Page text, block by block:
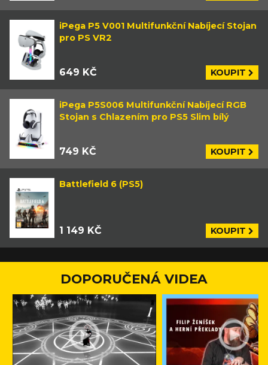
iPega P5 V001 Multifunkční Nabíjecí Stojan
pro PS VR2
649 KČ KOUPIT
iPega P5S006 Multifunkční Nabíjecí RGB
Stojan s Chlazením pro PS5 Slim bílý
749 KČ KOUPIT
Battlefield 6 (PS5)
1 149 KČ KOUPIT
DOPORUČENÁ VIDEA